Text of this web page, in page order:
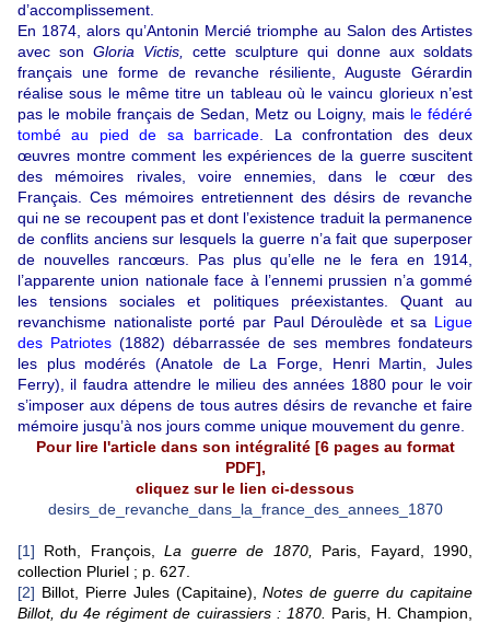
d’accomplissement.
En 1874, alors qu’Antonin Mercié triomphe au Salon des Artistes
avec son Gloria Victis, cette sculpture qui donne aux soldats
français une forme de revanche résiliente, Auguste Gérardin
réalise sous le même titre un tableau où le vaincu glorieux n’est
pas le mobile français de Sedan, Metz ou Loigny, mais le fédéré
tombé au pied de sa barricade . La confrontation des deux
œuvres montre comment les expériences de la guerre suscitent
des mémoires rivales, voire ennemies, dans le cœur des
Français. Ces mémoires entretiennent des désirs de revanche
qui ne se recoupent pas et dont l’existence traduit la permanence
de conflits anciens sur lesquels la guerre n’a fait que superposer
de nouvelles rancœurs. Pas plus qu’elle ne le fera en 1914,
l’apparente union nationale face à l’ennemi prussien n’a gommé
les tensions sociales et politiques préexistantes. Quant au
revanchisme nationaliste porté par Paul Déroulède et sa Ligue
des Patriotes (1882) débarrassée de ses membres fondateurs
les plus modérés (Anatole de La Forge, Henri Martin, Jules
Ferry), il faudra attendre le milieu des années 1880 pour le voir
s’imposer aux dépens de tous autres désirs de revanche et faire
mémoire jusqu’à nos jours comme unique mouvement du genre.
Pour lire l'article dans son intégralité [6 pages au format
PDF],
cliquez sur le lien ci-dessous
desirs_de_revanche_dans_la_france_des_annees_1870
[1] Roth, François,La guerre de 1870, Paris, Fayard, 1990,
collection Pluriel ; p. 627.
[2] Billot, Pierre Jules (Capitaine),Notes de guerre du capitaine
Billot, du 4e régiment de cuirassiers : 1870.
Paris, H. Champion,